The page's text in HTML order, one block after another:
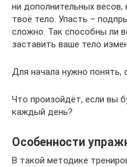
ни дополнительных
твоё тело. Упасть –
сложно. Так способны ли
заставить ваше тело
Для начала нужно
Что произойдёт, если вы
каждый день?
Особенности
В такой методике